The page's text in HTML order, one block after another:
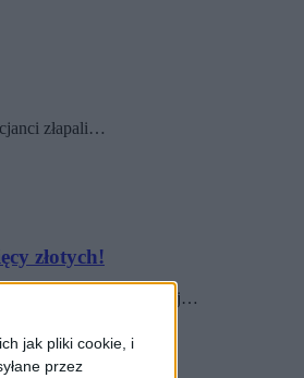
jak pliki cookie, i
przez
złapali…
złotych!
zgłoszenie od 74-letniej…